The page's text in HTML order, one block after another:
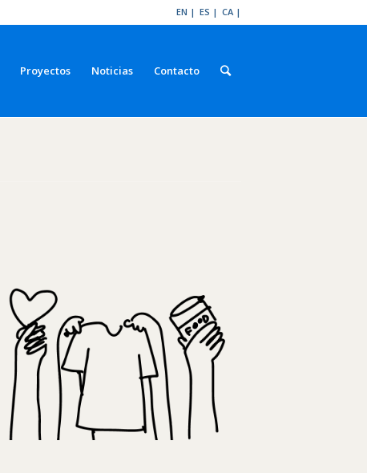
EN ES CA
Proyectos Noticias Contacto